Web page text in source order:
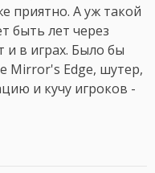
приятно. А уж такой
быть лет через
и в играх. Было бы
Mirror's Edge, шутер,
и кучу игроков -